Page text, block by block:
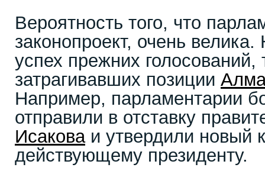
Вероятность того, что
законопроект, очень
успех прежних голосований,
затрагивавших позиции
Например, парламентарии
отправили в отставку
Исаковаи утвердили новый
действующему президенту.